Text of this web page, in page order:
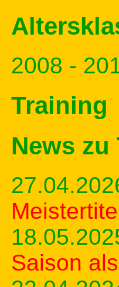
2008 -
Training
News zu
Saison